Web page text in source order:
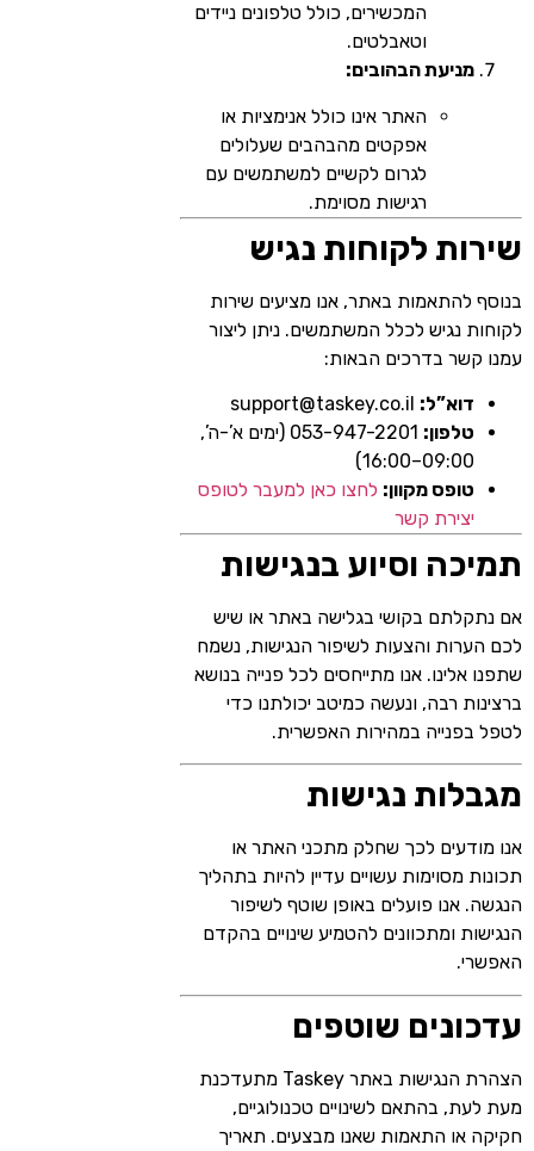
המכשירים, כולל טלפונים ניידים
וטאבלטים.
מניעת הבהובים:
האתר אינו כולל אנימציות או
אפקטים מהבהבים שעלולים
לגרום לקשיים למשתמשים עם
רגישות מסוימת.
שירות לקוחות נגיש
בנוסף להתאמות באתר, אנו מציעים שירות
לקוחות נגיש לכלל המשתמשים. ניתן ליצור
עמנו קשר בדרכים הבאות:
דוא”ל: support@taskey.co.il
טלפון:
053-947-2201 (ימים א’-ה’,
09:00–16:00)
טופס מקוון: לחצו כאן למעבר לטופס
יצירת קשר
תמיכה וסיוע בנגישות
אם נתקלתם בקושי בגלישה באתר או שיש
לכם הערות והצעות לשיפור הנגישות, נשמח
שתפנו אלינו. אנו מתייחסים לכל פנייה בנושא
ברצינות רבה, ונעשה כמיטב יכולתנו כדי
לטפל בפנייה במהירות האפשרית.
מגבלות נגישות
אנו מודעים לכך שחלק מתכני האתר או
תכונות מסוימות עשויים עדיין להיות בתהליך
הנגשה. אנו פועלים באופן שוטף לשיפור
הנגישות ומתכוונים להטמיע שינויים בהקדם
האפשרי.
עדכונים שוטפים
הצהרת הנגישות באתר Taskey מתעדכנת
מעת לעת, בהתאם לשינויים טכנולוגיים,
חקיקה או התאמות שאנו מבצעים. תאריך